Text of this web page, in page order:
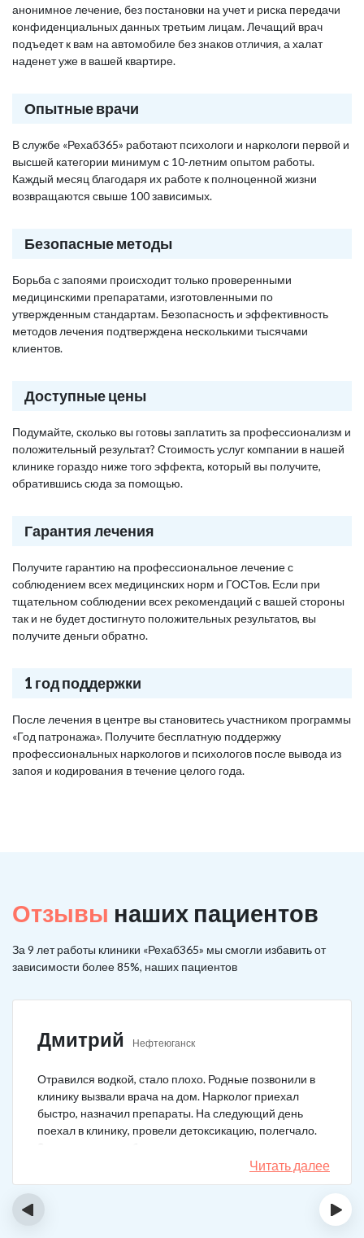
анонимное лечение, без постановки на учет и риска передачи
конфиденциальных данных третьим лицам. Лечащий врач
подъедет к вам на автомобиле без знаков отличия, а халат
наденет уже в вашей квартире.
Опытные врачи
В службе «Рехаб365» работают психологи и наркологи первой и
высшей категории минимум с 10-летним опытом работы.
Каждый месяц благодаря их работе к полноценной жизни
возвращаются свыше 100 зависимых.
Безопасные методы
Борьба с запоями происходит только проверенными
медицинскими препаратами, изготовленными по
утвержденным стандартам. Безопасность и эффективность
методов лечения подтверждена несколькими тысячами
клиентов.
Доступные цены
Подумайте, сколько вы готовы заплатить за профессионализм и
положительный результат? Стоимость услуг компании в нашей
клинике гораздо ниже того эффекта, который вы получите,
обратившись сюда за помощью.
Гарантия лечения
Получите гарантию на профессиональное лечение с
соблюдением всех медицинских норм и ГОСТов. Если при
тщательном соблюдении всех рекомендаций с вашей стороны
так и не будет достигнуто положительных результатов, вы
получите деньги обратно.
1 год поддержки
После лечения в центре вы становитесь участником программы
«Год патронажа». Получите бесплатную поддержку
профессиональных наркологов и психологов после вывода из
запоя и кодирования в течение целого года.
Отзывы наших пациентов
За 9 лет работы клиники «Рехаб365» мы смогли избавить от
зависимости более 85%, наших пациентов
Дмитрий Нефтеюганск
Отравился водкой, стало плохо. Родные позвонили в
клинику вызвали врача на дом. Нарколог приехал
быстро, назначил препараты. На следующий день
поехал в клинику, провели детоксикацию, полегчало.
Записался на реабилитацию, прошел и теперь думаю,
что в рот водку больше не возьму. Так намучался и
испугался.
Читать далее
‹ ›